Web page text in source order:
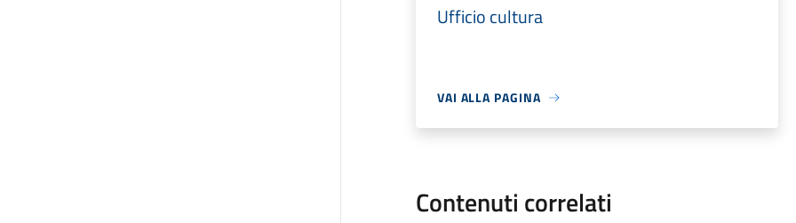
Ufficio cultura
VAI ALLA PAGINA
Contenuti correlati